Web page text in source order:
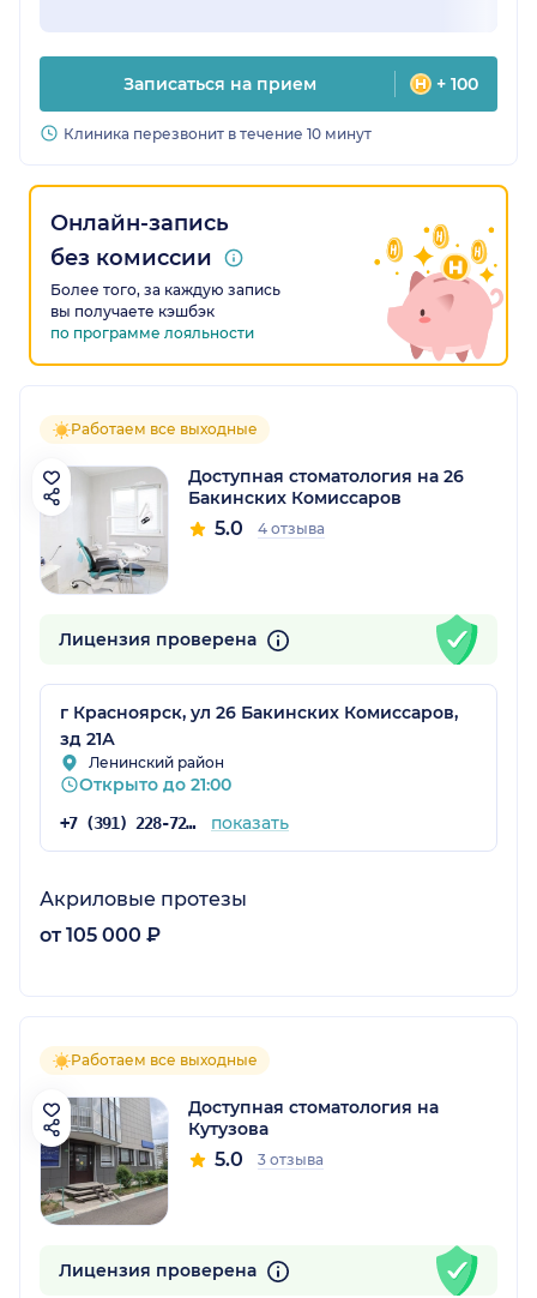
Записаться на прием + 100
Клиника перезвонит в течение 10 минут
Онлайн-запись
без комиссии
Более того, за каждую запись
вы получаете кэшбэк
по программе лояльности
Работаем все выходные
Доступная стоматология на 26
Бакинских Комиссаров
5.0 4 отзыва
Лицензия проверена
г Красноярск, ул 26 Бакинских Комиссаров,
зд 21А
Ленинский район
Открыто до 21:00
+7 (391) 228-72-76 показать
Акриловые протезы
от 105 000 ₽
Работаем все выходные
Доступная стоматология на
Кутузова
5.0 3 отзыва
Лицензия проверена